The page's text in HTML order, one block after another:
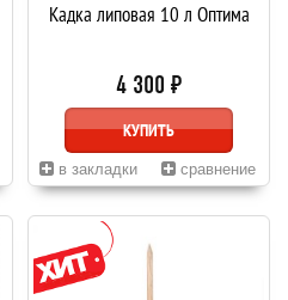
Кадка липовая 10 л Оптима
4 300 ₽
КУПИТЬ
в закладки сравнение